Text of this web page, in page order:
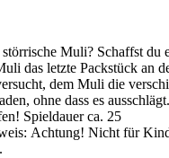
Muli? Schaffst du
das letzte Packstück an
dem Muli die
ohne dass es
Spieldauer ca. 25
Achtung! Nicht für